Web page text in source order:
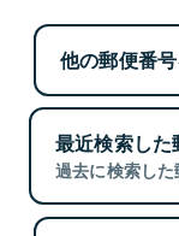
他の郵便番
最近検索した
過去に検索した